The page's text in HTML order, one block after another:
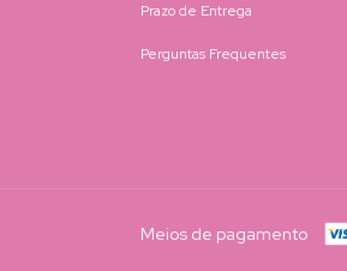
Prazo de Entrega
Perguntas Frequentes
Meios de pagamento